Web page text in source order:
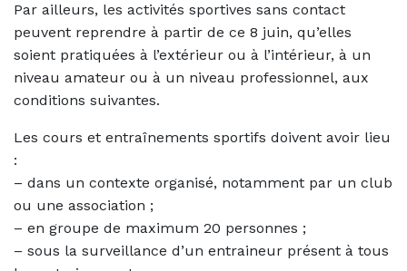
Par ailleurs, les activités sportives sans contact
peuvent reprendre à partir de ce 8 juin, qu’elles
soient pratiquées à l’extérieur ou à l’intérieur, à un
niveau amateur ou à un niveau professionnel, aux
conditions suivantes.
Les cours et entraînements sportifs doivent avoir lieu
:
– dans un contexte organisé, notamment par un club
ou une association ;
– en groupe de maximum 20 personnes ;
– sous la surveillance d’un entraineur présent à tous